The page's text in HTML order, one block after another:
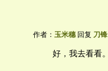
作者： 玉米穗回复 刀锋
好，我去看看。